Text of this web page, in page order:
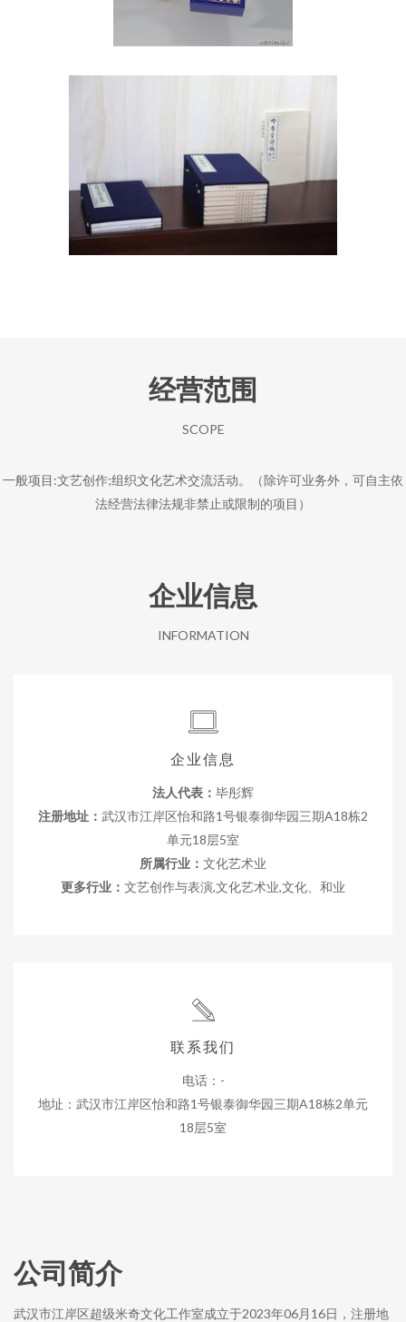
经营范围
SCOPE
一般项目:文艺创作;组织文化艺术交流活动。（除许可业务外，可自主依
法经营法律法规非禁止或限制的项目）
企业信息
INFORMATION
企业信息
法人代表： 毕彤辉
注册地址： 武汉市江岸区怡和路1号银泰御华园三期A18栋2
单元18层5室
所属行业： 文化艺术业
更多行业： 文艺创作与表演,文化艺术业,文化、和业
联系我们
电话：-
地址：武汉市江岸区怡和路1号银泰御华园三期A18栋2单元
18层5室
公司简介
武汉市江岸区超级米奇文化工作室成立于2023年06月16日，注册地